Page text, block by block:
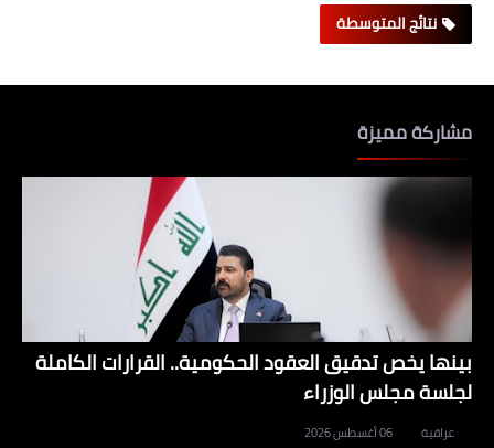
نتائج المتوسطة
مشاركة مميزة
بينها يخص تدقيق العقود الحكومية.. القرارات الكاملة
لجلسة مجلس الوزراء
عراقية 06 أغسطس 2026